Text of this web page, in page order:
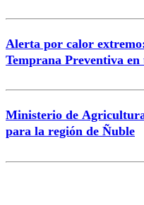
Alerta por calor
Temprana Preventiva en
Ministerio de
para la región de Ñuble